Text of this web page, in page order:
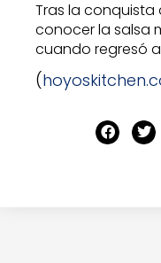
Tras la conquista
conocer la salsa
cuando regresó
(